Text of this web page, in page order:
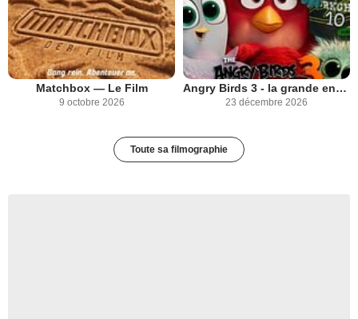
Matchbox — Le Film
9 octobre 2026
Angry Birds 3 - la grande envolée
23 décembre 2026
Toute sa filmographie